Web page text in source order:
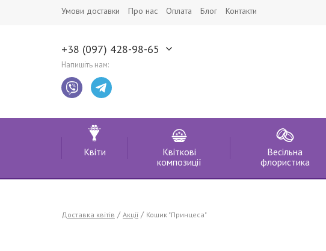
Умови доставки Про нас Оплата Блог Контакти
+38 (097) 428-98-65
Напишіть нам:
Квіти
Квіткові
композиції
Весільна
флористика
Доставка квітів Акції Кошик "Принцеса"